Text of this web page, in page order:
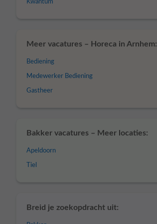
Kwantum
Meer vacatures – Horeca in Arnhem:
Bediening
Medewerker Bediening
Gastheer
Bakker vacatures – Meer locaties:
Apeldoorn
Tiel
Breid je zoekopdracht uit: